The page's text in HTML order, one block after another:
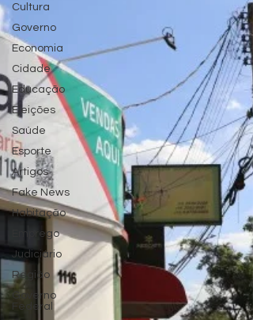
Cultura
Governo
Economia
Cidade
Educação
Eleições
Saúde
Esporte
Artigos
Fake News
Habitação
Emprego
Judiciário
Região
Governo
Federal